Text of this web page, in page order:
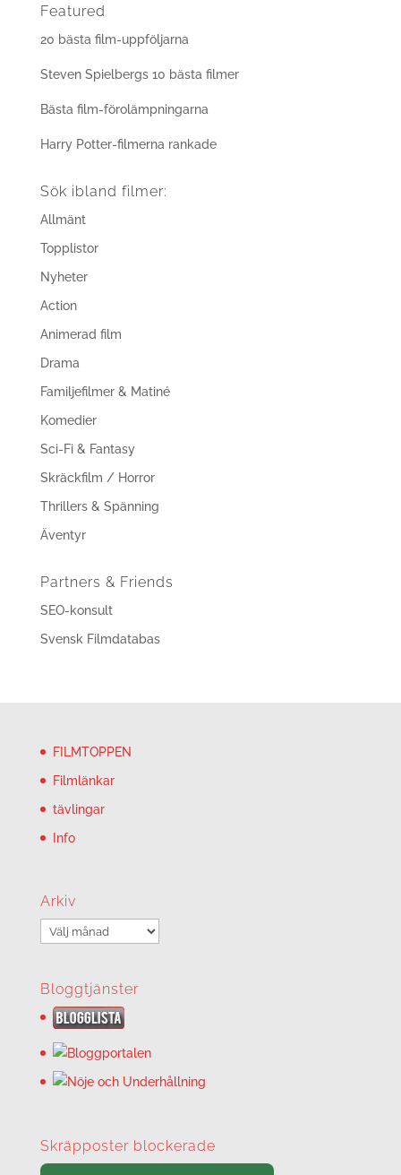
Featured
20 bästa film-uppföljarna
Steven Spielbergs 10 bästa filmer
Bästa film-förolämpningarna
Harry Potter-filmerna rankade
Sök ibland filmer:
Allmänt
Topplistor
Nyheter
Action
Animerad film
Drama
Familjefilmer & Matiné
Komedier
Sci-Fi & Fantasy
Skräckfilm / Horror
Thrillers & Spänning
Äventyr
Partners & Friends
SEO-konsult
Svensk Filmdatabas
FILMTOPPEN
Filmlänkar
tävlingar
Info
Arkiv
Arkiv
Bloggtjänster
Skräpposter blockerade